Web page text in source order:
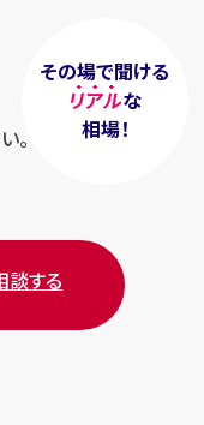
その場で聞ける
リアルな
相場！
。
談する